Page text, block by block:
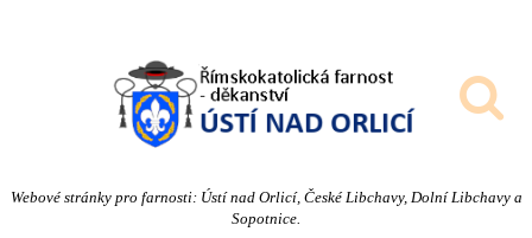
Webové stránky pro farnosti: Ústí nad Orlicí, České Libchavy, Dolní Libchavy a
Sopotnice.